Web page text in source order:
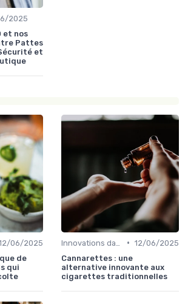
2025
et nos
Pattes
et
06/2025
de
qui
• 12/06/2025
Cannarettes : une
alternative innovante aux
cigarettes traditionnelles